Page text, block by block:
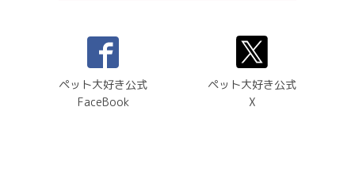
ペット大好き公式
FaceBook
ペット大好き公式
X